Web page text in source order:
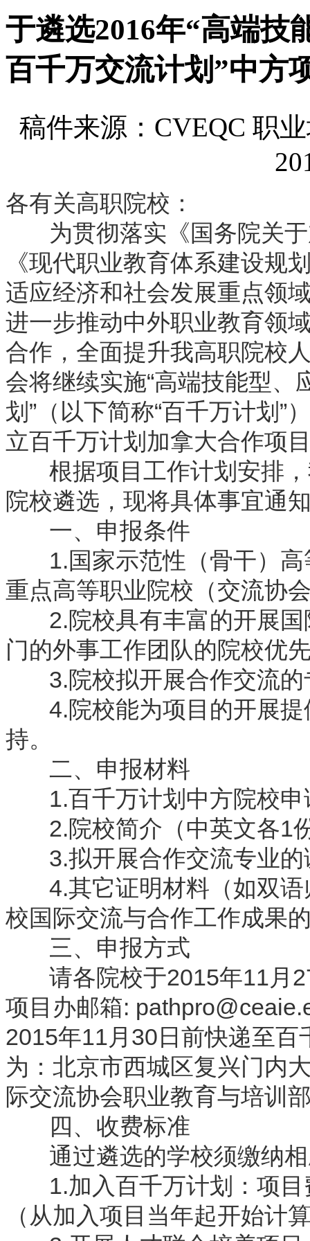
于遴选2016年“高端技
百千万交流计划”中方
稿件来源：CVEQC
各有关高职院校：
为贯彻落实《国务院关于
《现代职业教育体系建设规
适应经济和社会发展重点领
进一步推动中外职业教育领
合作，全面提升我高职院校
会将继续实施“高端技能型
划”（以下简称“百千万计划”
立百千万计划加拿大合作项
根据项目工作计划安排，
院校遴选，现将具体事宜通
一、申报条件
1.国家示范性（骨干）高
重点高等职业院校（交流协
2.院校具有丰富的开展国
门的外事工作团队的院校优
3.院校拟开展合作交流的
4.院校能为项目的开展提
持。
二、申报材料
1.百千万计划中方院校申
2.院校简介（中英文各1
3.拟开展合作交流专业的
4.其它证明材料（如双语
校国际交流与合作工作成果
三、申报方式
请各院校于2015年11月
项目办邮箱:
2015年11月30日前快递至
为：北京市西城区复兴门内
际交流协会职业教育与培训
四、收费标准
通过遴选的学校须缴纳相
1.加入百千万计划：项目
（从加入项目当年起开始计